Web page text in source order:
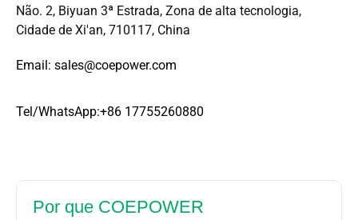
Não. 2, Biyuan 3ª Estrada, Zona de alta tecnologia,
Cidade de Xi'an, 710117, China
Email: sales@coepower.com
Tel/WhatsApp:+86 17755260880
Por que COEPOWER